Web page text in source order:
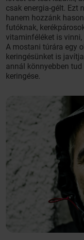
csak energia-gélt. Ezt
hanem hozzánk
futóknak,
vitaminféléket is vinni,
A mostani túrára egy
keringésünket is
annál könnyebben
keringése.